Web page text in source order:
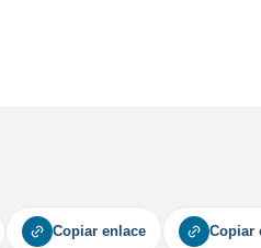
Copiar enlace Copiar